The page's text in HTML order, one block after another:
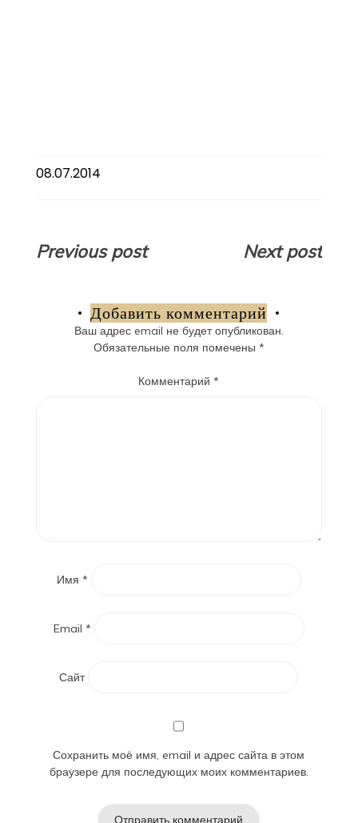
08.07.2014
Навигация
записям
Previous post Next post
Добавить комментарий
Ваш адрес email не будет опубликован.
Обязательные поля помечены *
Комментарий*
Имя *
Email *
Сайт
Сохранить моё имя, email и адрес сайта в этом
браузере для последующих моих комментариев.